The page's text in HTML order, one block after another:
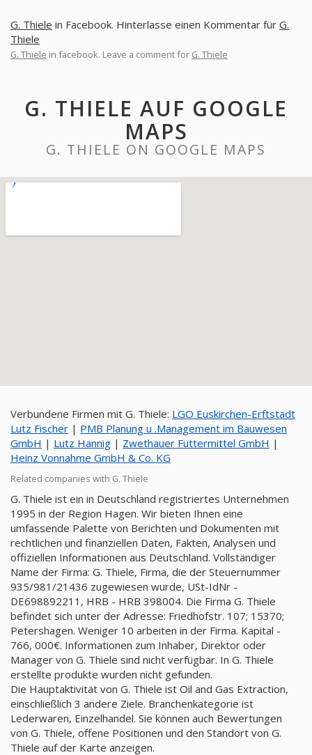
G. Thiele in Facebook. Hinterlasse einen Kommentar für G.
Thiele
G. Thiele in facebook. Leave a comment for G. Thiele
G. THIELE AUF GOOGLE
MAPS
G. THIELE ON GOOGLE MAPS
Verbundene Firmen mit G. Thiele: LGO Euskirchen-Erftstadt
Lutz Fischer | PMB Planung u .Management im Bauwesen
GmbH | Lutz Hannig | Zwethauer Futtermittel GmbH |
Heinz Vonnahme GmbH & Co. KG
Related companies with G. Thiele
G. Thiele ist ein in Deutschland registriertes Unternehmen
1995 in der Region Hagen. Wir bieten Ihnen eine
umfassende Palette von Berichten und Dokumenten mit
rechtlichen und finanziellen Daten, Fakten, Analysen und
offiziellen Informationen aus Deutschland. Vollständiger
Name der Firma: G. Thiele, Firma, die der Steuernummer
935/981/21436 zugewiesen wurde, USt-IdNr -
DE698892211, HRB - HRB 398004. Die Firma G. Thiele
befindet sich unter der Adresse: Friedhofstr. 107; 15370;
Petershagen. Weniger 10 arbeiten in der Firma. Kapital -
766, 000€. Informationen zum Inhaber, Direktor oder
Manager von G. Thiele sind nicht verfügbar. In G. Thiele
erstellte produkte wurden nicht gefunden.
Die Hauptaktivität von G. Thiele ist Oil and Gas Extraction,
einschließlich 3 andere Ziele. Branchenkategorie ist
Lederwaren, Einzelhandel. Sie können auch Bewertungen
von G. Thiele, offene Positionen und den Standort von G.
Thiele auf der Karte anzeigen.